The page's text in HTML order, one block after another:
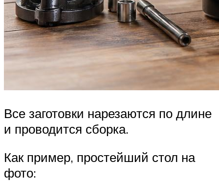
Все заготовки нарезаются по длине
и проводится сборка.
Как пример, простейший стол на
фото: